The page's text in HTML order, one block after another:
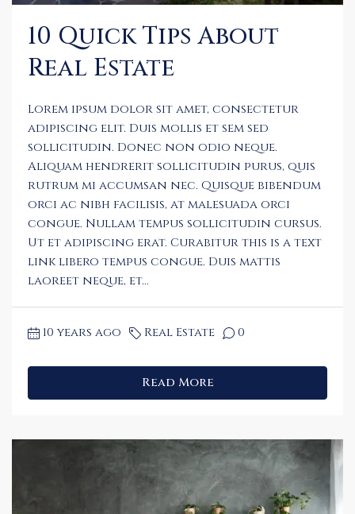
10 Quick Tips About
Real Estate
Lorem ipsum dolor sit amet, consectetur
adipiscing elit. Duis mollis et sem sed
sollicitudin. Donec non odio neque.
Aliquam hendrerit sollicitudin purus, quis
rutrum mi accumsan nec. Quisque bibendum
orci ac nibh facilisis, at malesuada orci
congue. Nullam tempus sollicitudin cursus.
Ut et adipiscing erat. Curabitur this is a text
link libero tempus congue. Duis mattis
laoreet neque, et...
10 years ago Real Estate 0
Read More